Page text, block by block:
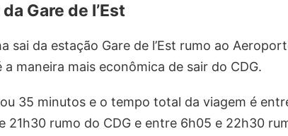
Gare de l’Est
sai da estação Gare de l’Est rumo ao
maneira mais econômica de sair do CDG.
35 minutos e o tempo total da viagem é
21h30 rumo do CDG e entre 6h05 e 22h30